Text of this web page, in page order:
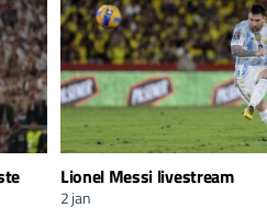
Lionel Messi livestream
2 jan